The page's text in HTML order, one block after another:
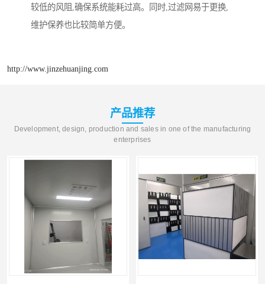
较低的风阻,确保系统能耗过高。同时,过滤网易于更换,
维护保养也比较简单方便。
http://www.jinzehuanjing.com
产品推荐
Development, design, production and sales in one of the manufacturing
enterprises